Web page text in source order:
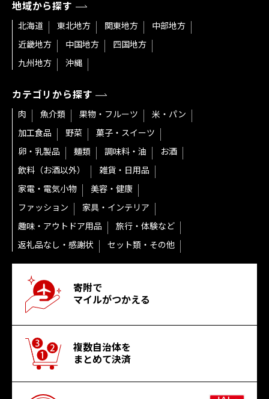
地域から探す
北海道 東北地方 関東地方
中部地方
近畿地方
中国地方
四国地方
九州地方
沖縄
カテゴリから探す
肉 魚介類 果物・フルーツ
米・パン
加工食品
野菜
菓子・スイーツ
卵・乳製品
麺類 調味料・油
お酒
飲料（お酒以外）
雑貨・日用品
家電・電気小物
美容・健康
ファッション
家具・インテリア
趣味・アウトドア用品
旅行・体験など
返礼品なし・感謝状
セット類・その他
寄附で
マイルがつかえる
複数自治体を
まとめて決済